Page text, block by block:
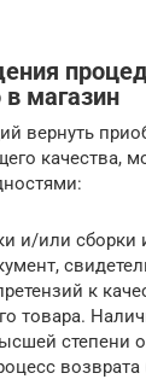
магазин
вернуть
качества,
и/или сборки
к
товара.
степени